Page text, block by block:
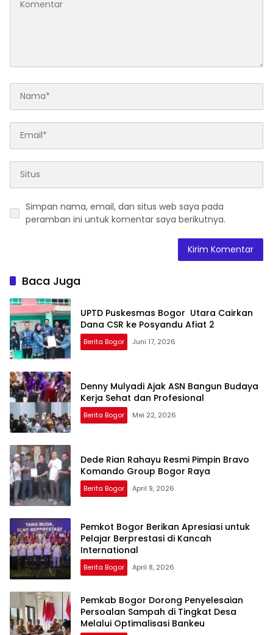
Simpan nama, email, dan situs web saya pada
peramban ini untuk komentar saya berikutnya.
Baca Juga
UPTD Puskesmas Bogor Utara Cairkan
Dana CSR ke Posyandu Afiat 2
Berita Bogor Juni 17, 2026
Denny Mulyadi Ajak ASN Bangun Budaya
Kerja Sehat dan Profesional
Berita Bogor Mei 22, 2026
Dede Rian Rahayu Resmi Pimpin Bravo
Komando Group Bogor Raya
Berita Bogor April 9, 2026
Pemkot Bogor Berikan Apresiasi untuk
Pelajar Berprestasi di Kancah
International
Berita Bogor April 8, 2026
Pemkab Bogor Dorong Penyelesaian
Persoalan Sampah di Tingkat Desa
Melalui Optimalisasi Bankeu